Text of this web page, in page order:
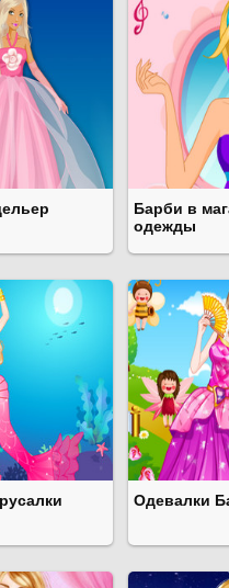
Барби в
одежды
Одевалки